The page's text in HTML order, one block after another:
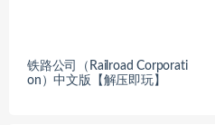
铁路公司（Railroad Corporati
on）中文版【解压即玩】